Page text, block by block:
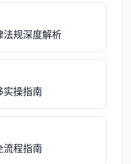
法规深度解析
实操指南
流程指南